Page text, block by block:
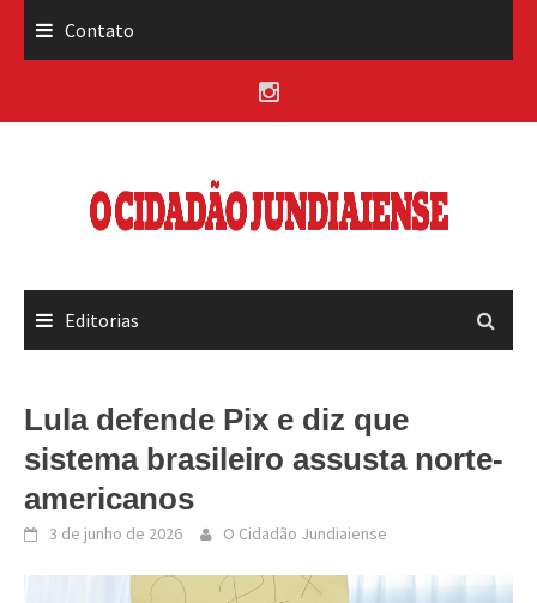
Contato
Editorias
Lula defende Pix e diz que
sistema brasileiro assusta norte-
americanos
3 de junho de 2026 O Cidadão Jundiaiense